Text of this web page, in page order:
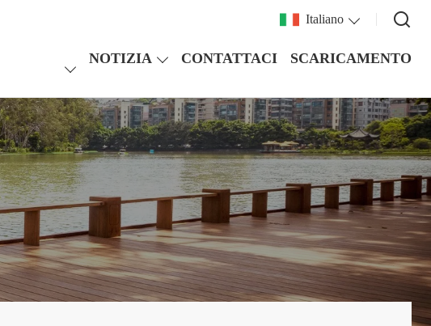
Italiano
NOTIZIA CONTATTACI SCARICAMENTO